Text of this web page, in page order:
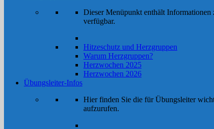
Dieser Menüpunkt enthält
verfügbar.
Hitzeschutz und Herzgruppen
Warum Herzgruppen?
Herzwochen 2025
Herzwochen 2026
Übungsleiter-Infos
Hier finden Sie die für Übungsleiter
aufzurufen.